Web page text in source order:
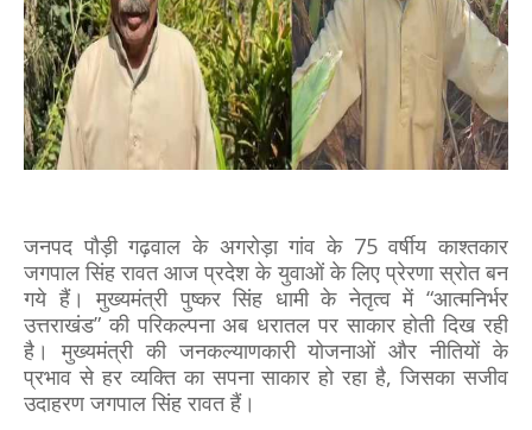
जनपद पौड़ी गढ़वाल के अगरोड़ा गांव के 75 वर्षीय काश्तकार
जगपाल सिंह रावत आज प्रदेश के युवाओं के लिए प्रेरणा स्रोत बन
गये हैं। मुख्यमंत्री पुष्कर सिंह धामी के नेतृत्व में “आत्मनिर्भर
उत्तराखंड” की परिकल्पना अब धरातल पर साकार होती दिख रही
है। मुख्यमंत्री की जनकल्याणकारी योजनाओं और नीतियों के
प्रभाव से हर व्यक्ति का सपना साकार हो रहा है, जिसका सजीव
उदाहरण जगपाल सिंह रावत हैं।